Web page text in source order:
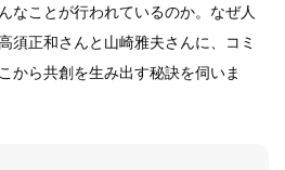
なことが行われているのか。なぜ人
須正和さんと山崎雅夫さんに、コミ
から共創を生み出す秘訣を伺いま